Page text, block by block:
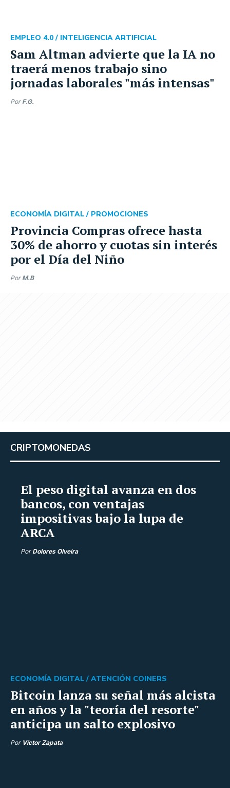
Sam Altman advierte que la IA no
traerá menos trabajo sino
jornadas laborales "más intensas"
EMPLEO 4.0 / INTELIGENCIA ARTIFICIAL
Por F.G.
Provincia Compras ofrece hasta
30% de ahorro y cuotas sin interés
por el Día del Niño
ECONOMÍA DIGITAL / PROMOCIONES
Por M.B
CRIPTOMONEDAS
El peso digital avanza en dos
bancos, con ventajas
impositivas bajo la lupa de
ARCA
Por Dolores Olveira
Bitcoin lanza su señal más alcista
en años y la "teoría del resorte"
anticipa un salto explosivo
ECONOMÍA DIGITAL / ATENCIÓN COINERS
Por Víctor Zapata